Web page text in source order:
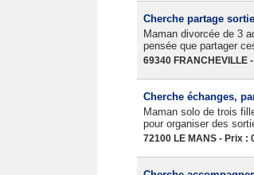
Cherche partage
Maman divorcée de 3
pensée que partager
69340 FRANCHEVILLE
Cherche échanges,
Maman solo de trois
pour organiser des
72100 LE MANS - Prix :